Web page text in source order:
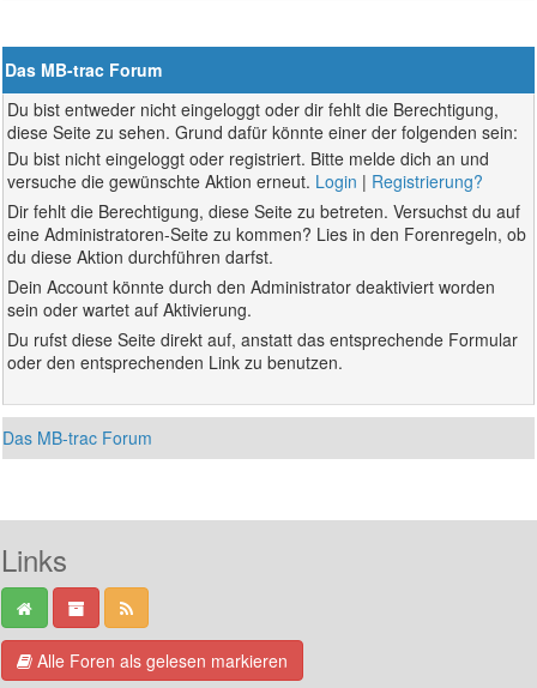
Das MB-trac Forum
Du bist entweder nicht eingeloggt oder dir fehlt die Berechtigung,
diese Seite zu sehen. Grund dafür könnte einer der folgenden sein:
Du bist nicht eingeloggt oder registriert. Bitte melde dich an und
versuche die gewünschte Aktion erneut. Login | Registrierung?
Dir fehlt die Berechtigung, diese Seite zu betreten. Versuchst du auf
eine Administratoren-Seite zu kommen? Lies in den Forenregeln, ob
du diese Aktion durchführen darfst.
Dein Account könnte durch den Administrator deaktiviert worden
sein oder wartet auf Aktivierung.
Du rufst diese Seite direkt auf, anstatt das entsprechende Formular
oder den entsprechenden Link zu benutzen.
Das MB-trac Forum
Links
Alle Foren als gelesen markieren